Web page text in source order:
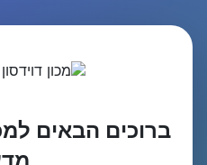
ברוכים הבאים